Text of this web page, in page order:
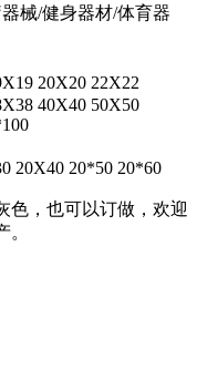
械/健身器材/体育器
20X20 22X22
40X40 50X50
20X40 20*50 20*60
色，也可以订做，欢迎